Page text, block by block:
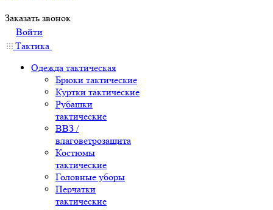
Заказать звонок
Войти
Тактика
Одежда тактическая
Брюки тактические
Куртки тактические
Рубашки
тактические
ВВЗ /
влаговетрозащита
Костюмы
тактические
Головные уборы
Перчатки
тактические